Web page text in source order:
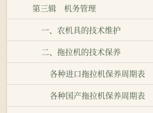
第三辑 机务管理
一、农机具的技术维护
二、拖拉机的技术保养
各种进口拖拉机保养周期表
各种国产拖拉机保养周期表